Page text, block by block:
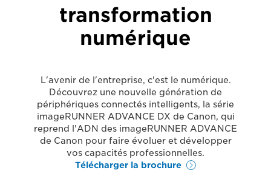
transformation
numérique
L'avenir de l'entreprise, c'est le numérique.
Découvrez une nouvelle génération de
périphériques connectés intelligents, la série
imageRUNNER ADVANCE DX de Canon, qui
reprend l'ADN des imageRUNNER ADVANCE
de Canon pour faire évoluer et développer
vos capacités professionnelles.
Télécharger la brochure